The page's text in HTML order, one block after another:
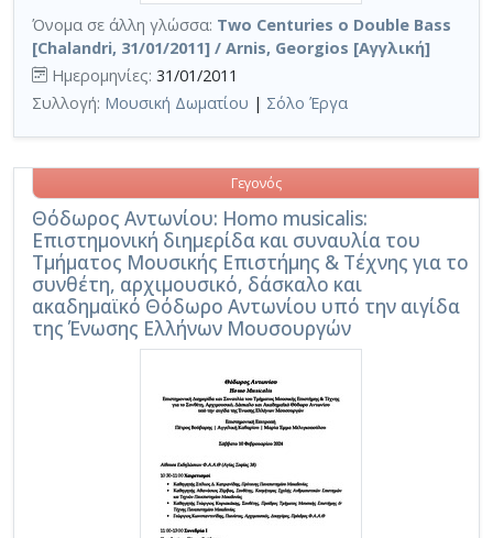
Όνομα σε άλλη γλώσσα: Two Centuries o Double Bass
[Chalandri, 31/01/2011] / Arnis, Georgios [Αγγλική]
Ημερομηνίες: 31/01/2011
Συλλογή: Μουσική Δωματίου | Σόλο Έργα
Θόδωρος Αντωνίου: Homo musicalis:
Επιστημονική διημερίδα και συναυλία του
Τμήματος Μουσικής Επιστήμης & Τέχνης για το
συνθέτη, αρχιμουσικό, δάσκαλο και
ακαδημαϊκό Θόδωρο Αντωνίου υπό την αιγίδα
της Ένωσης Ελλήνων Μουσουργών
Γεγονός